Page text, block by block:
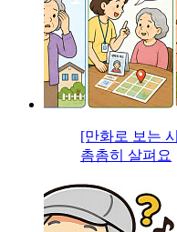
[만화로 보는
촘촘히 살펴요